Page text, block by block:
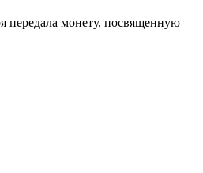
передала монету, посвященную